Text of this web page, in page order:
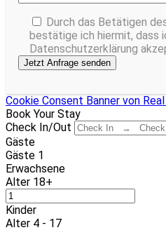
Durch das Betätigen
bestätige ich hiermit, dass
Datenschutzerklärung
Cookie Consent Banner von
Book Your Stay
Check In/Out
Gäste
Gäste 1
Erwachsene
Alter 18+
Kinder
Alter 4 - 17